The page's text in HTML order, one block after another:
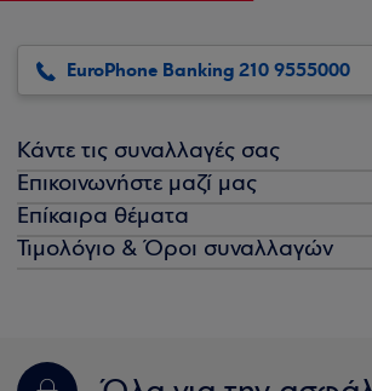
EuroPhone Banking 210 9555000
Κάντε τις συναλλαγές σας
Επικοινωνήστε μαζί μας
Επίκαιρα θέματα
Τιμολόγιο & Όροι συναλλαγών